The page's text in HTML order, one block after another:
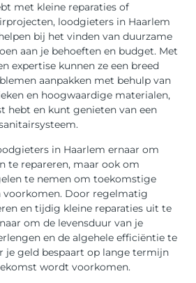
met kleine reparaties of
loodgieters in Haarlem
bij het vinden van duurzame
aan je behoeften en budget. Met
expertise kunnen ze een breed
aanpakken met behulp van
en hoogwaardige materialen,
hebt en kunt genieten van een
in Haarlem ernaar om
te repareren, maar ook om
te nemen om toekomstige
voorkomen. Door regelmatig
en tijdig kleine reparaties uit te
om de levensduur van je
en de algehele efficiëntie te
je geld bespaart op lange termijn
wordt voorkomen.